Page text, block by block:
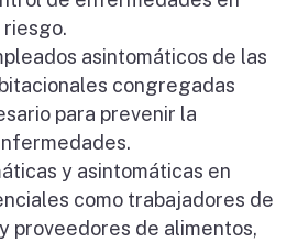
asintomáticos de las
congregadas
para prevenir la
y asintomáticas en
como trabajadores de
proveedores de alimentos,